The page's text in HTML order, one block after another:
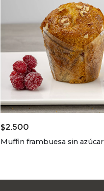
$2.500
Muffin frambuesa sin azúcar